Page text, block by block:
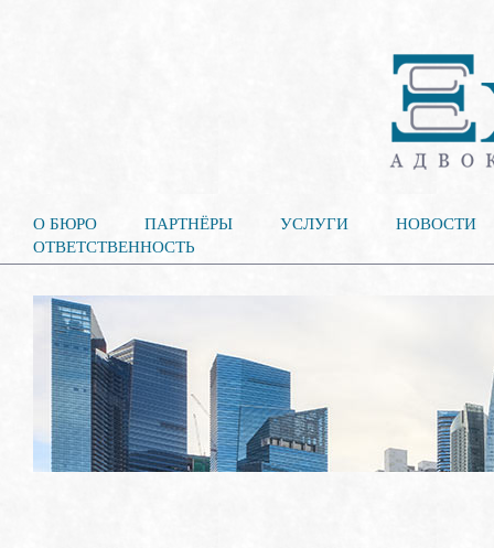
О БЮРО ПАРТНЁРЫ УСЛУГИ
НОВОСТИ
ОТВЕТСТВЕННОСТЬ